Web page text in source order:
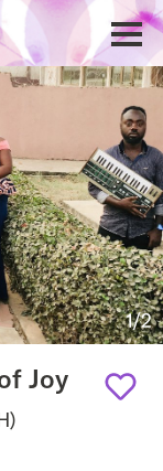
Show
1/2
Joy